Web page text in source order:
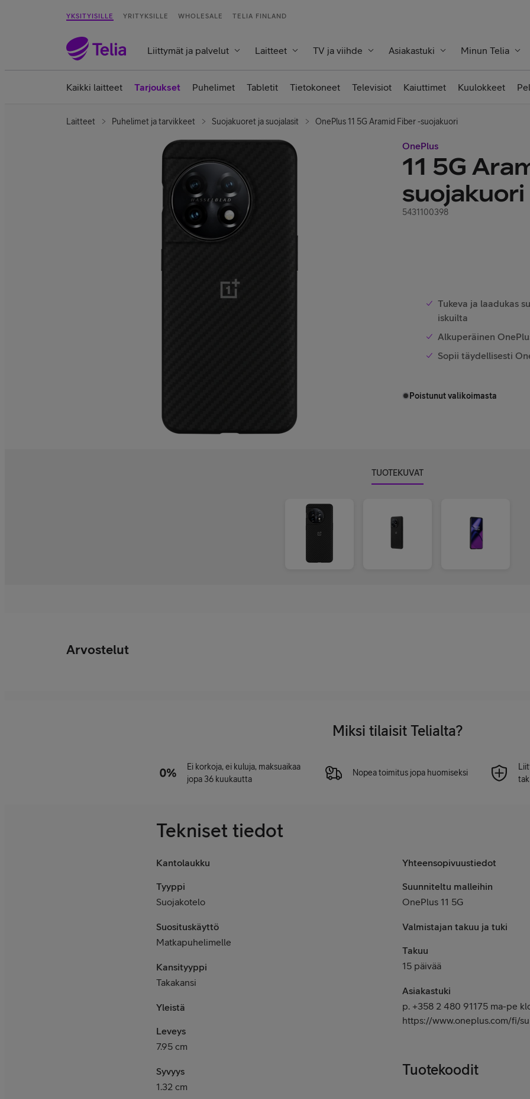
YKSITYISILLE YRITYKSILLE WHOLESALE TELIA FINLAND
Liittymät ja palvelut Laitteet TV ja viihde Asiakastuki Minun Telia
Kaikki laitteet Tarjoukset Puhelimet Tabletit Tietokoneet Televisiot Kaiuttimet Kuulokkeet
Laitteet Puhelimet ja tarvikkeet Suojakuoret ja suojalasit OnePlus 11 5G Aramid Fiber -suojakuori
OnePlus
11 5G
suojakuori
5431100398
Tukeva ja laadukas
iskuilta
Alkuperäinen
Sopii täydellisesti
Poistunut valikoimasta
TUOTEKUVAT
Arvostelut
Miksi tilaisit Telialta?
Ei korkoja, ei kuluja, maksuaikaa
jopa 36 kuukautta
Nopea toimitus jopa huomiseksi
Tekniset tiedot
Kantolaukku
Tyyppi
Suojakotelo
Suosituskäyttö
Matkapuhelimelle
Kansityyppi
Takakansi
Yleistä
Leveys
7.95 cm
Syvyys
1.32 cm
Yhteensopivuustiedot
Suunniteltu malleihin
OnePlus 11 5G
Valmistajan takuu ja tuki
Takuu
15 päivää
Asiakastuki
p. +358 2 480 91175 ma-pe
https://www.oneplus.com/fi/
Tuotekoodit